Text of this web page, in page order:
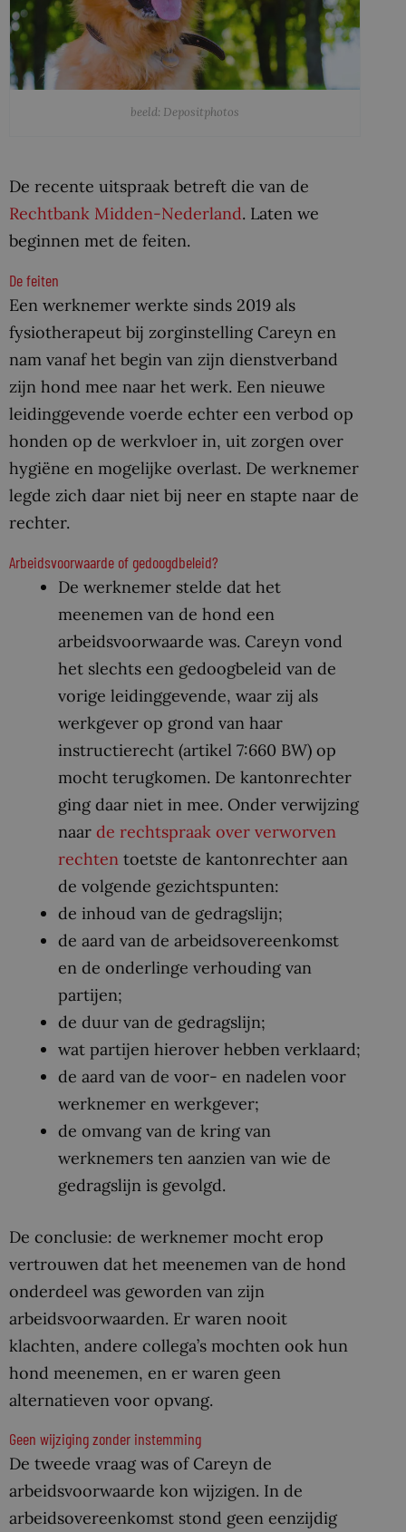
beeld: Depositphotos
De recente uitspraak betreft die van de
Rechtbank Midden-Nederland. Laten we
beginnen met de feiten.
De feiten
Een werknemer werkte sinds 2019 als
fysiotherapeut bij zorginstelling Careyn en
nam vanaf het begin van zijn dienstverband
zijn hond mee naar het werk. Een nieuwe
leidinggevende voerde echter een verbod op
honden op de werkvloer in, uit zorgen over
hygiëne en mogelijke overlast. De werknemer
legde zich daar niet bij neer en stapte naar de
rechter.
Arbeidsvoorwaarde of gedoogdbeleid?
De werknemer stelde dat het
meenemen van de hond een
arbeidsvoorwaarde was. Careyn vond
het slechts een gedoogbeleid van de
vorige leidinggevende, waar zij als
werkgever op grond van haar
instructierecht (artikel 7:660 BW) op
mocht terugkomen. De kantonrechter
ging daar niet in mee. Onder verwijzing
naar de rechtspraak over verworven
rechten toetste de kantonrechter aan
de volgende gezichtspunten:
de inhoud van de gedragslijn;
de aard van de arbeidsovereenkomst
en de onderlinge verhouding van
partijen;
de duur van de gedragslijn;
wat partijen hierover hebben verklaard;
de aard van de voor- en nadelen voor
werknemer en werkgever;
de omvang van de kring van
werknemers ten aanzien van wie de
gedragslijn is gevolgd.
De conclusie: de werknemer mocht erop
vertrouwen dat het meenemen van de hond
onderdeel was geworden van zijn
arbeidsvoorwaarden. Er waren nooit
klachten, andere collega’s mochten ook hun
hond meenemen, en er waren geen
alternatieven voor opvang.
Geen wijziging zonder instemming
De tweede vraag was of Careyn de
arbeidsvoorwaarde kon wijzigen. In de
arbeidsovereenkomst stond geen eenzijdig